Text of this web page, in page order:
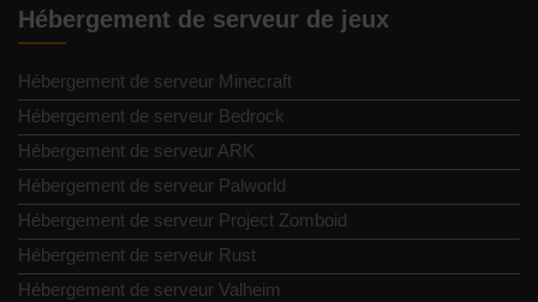
Hébergement de serveur de jeux
Hébergement de serveur Minecraft
Hébergement de serveur Bedrock
Hébergement de serveur ARK
Hébergement de serveur Palworld
Hébergement de serveur Project Zomboid
Hébergement de serveur Rust
Hébergement de serveur Valheim